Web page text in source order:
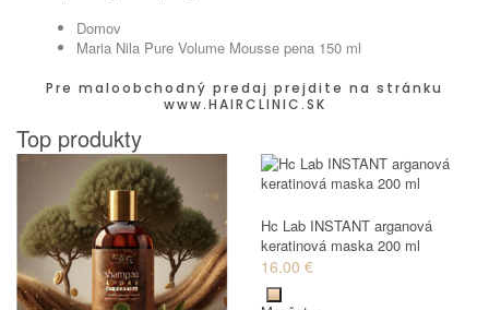
Domov
Maria Nila Pure Volume Mousse pena 150 ml
Pre maloobchodný predaj prejdite na stránku
www.HAIRCLINIC.SK
Top produkty
Hc Lab INSTANT arganová
keratinová maska 200 ml
16.00 €